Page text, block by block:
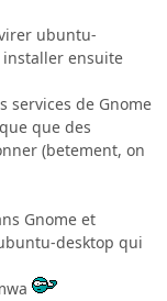
ubuntu-
installer ensuite
services de Gnome
que des
(betement, on
Gnome et
desktop qui